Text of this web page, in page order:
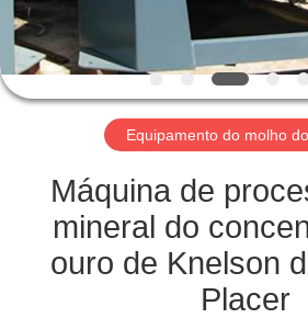
CONTROLE
DA
QUALIDADE
CONTACTE-
NOS
PEÇA
Equipamento do molho
Máquina de
mineral do
ouro de Knelson
Placer